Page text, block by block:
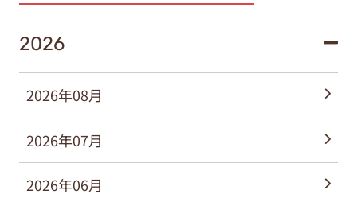
2026
2026年08月
2026年07月
2026年06月